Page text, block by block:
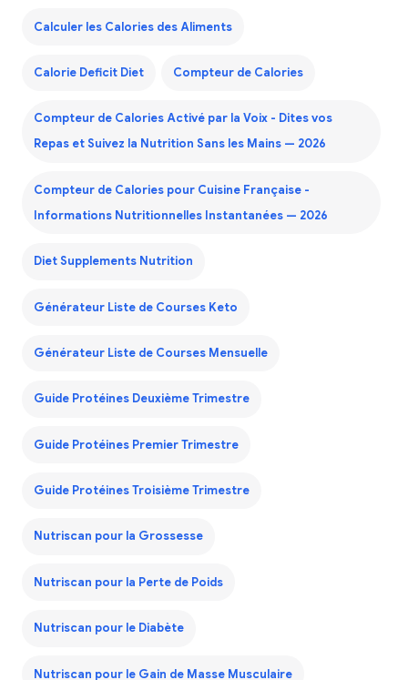
Calculer les Calories des Aliments
Calorie Deficit Diet Compteur de Calories
Compteur de Calories Activé par la Voix - Dites vos
Repas et Suivez la Nutrition Sans les Mains — 2026
Compteur de Calories pour Cuisine Française -
Informations Nutritionnelles Instantanées — 2026
Diet Supplements Nutrition
Générateur Liste de Courses Keto
Générateur Liste de Courses Mensuelle
Guide Protéines Deuxième Trimestre
Guide Protéines Premier Trimestre
Guide Protéines Troisième Trimestre
Nutriscan pour la Grossesse
Nutriscan pour la Perte de Poids
Nutriscan pour le Diabète
Nutriscan pour le Gain de Masse Musculaire